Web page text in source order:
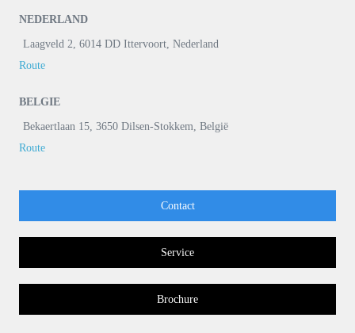
NEDERLAND
Laagveld 2, 6014 DD Ittervoort, Nederland
Route
BELGIE
Bekaertlaan 15, 3650 Dilsen-Stokkem, België
Route
Contact
Service
Brochure